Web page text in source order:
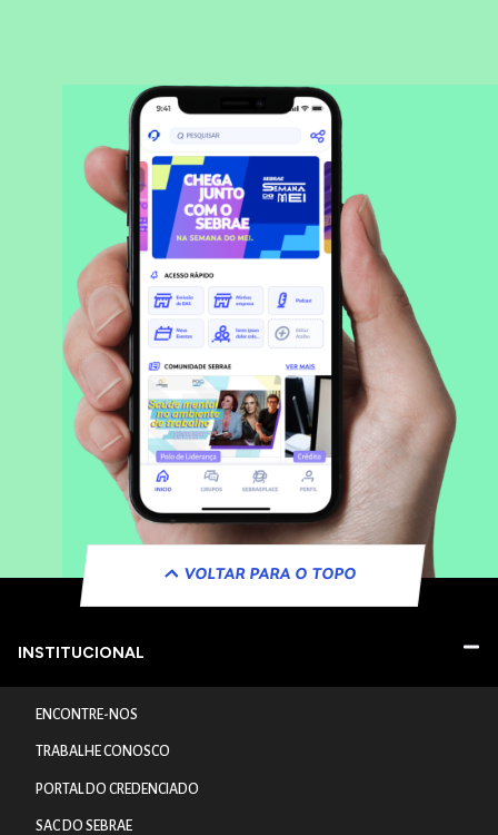
VOLTAR PARA O TOPO
INSTITUCIONAL
ENCONTRE-NOS
TRABALHE CONOSCO
PORTAL DO CREDENCIADO
SAC DO SEBRAE